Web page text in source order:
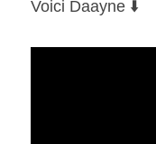
Voici Daayne ⬇️